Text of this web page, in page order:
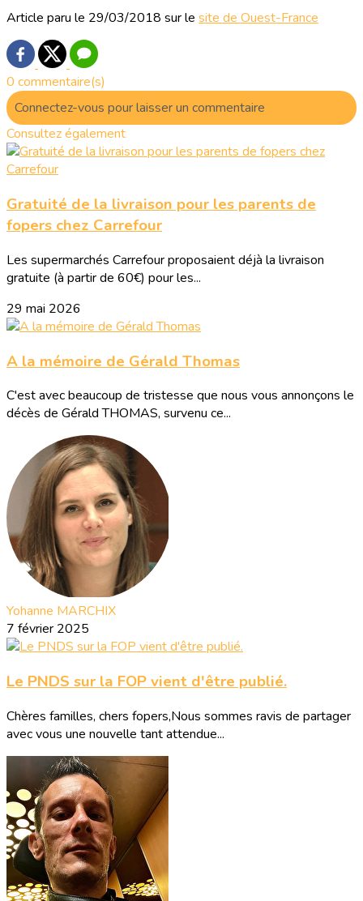
Article paru le 29/03/2018 sur le site de Ouest-France
0 commentaire(s)
Connectez-vous pour laisser un commentaire
Consultez également
Gratuité de la livraison pour les parents de
fopers chez Carrefour
Les supermarchés Carrefour proposaient déjà la livraison
gratuite (à partir de 60€) pour les...
29 mai 2026
A la mémoire de Gérald Thomas
C'est avec beaucoup de tristesse que nous vous annonçons le
décès de Gérald THOMAS, survenu ce...
Yohanne MARCHIX
7 février 2025
Le PNDS sur la FOP vient d'être publié.
Chères familles, chers fopers,Nous sommes ravis de partager
avec vous une nouvelle tant attendue...